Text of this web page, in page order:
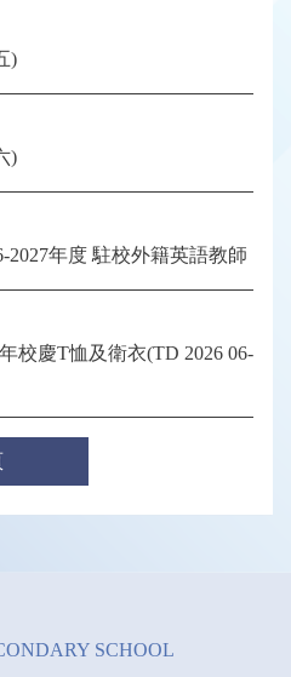
)
)
2027年度 駐校外籍英語教師
校慶T恤及衛衣(TD 2026 06-
SCHOOL